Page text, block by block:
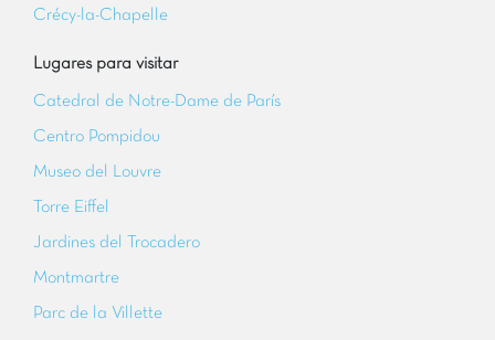
Crécy-la-Chapelle
Lugares para visitar
Catedral de Notre-Dame de París
Centro Pompidou
Museo del Louvre
Torre Eiffel
Jardines del Trocadero
Montmartre
Parc de la Villette